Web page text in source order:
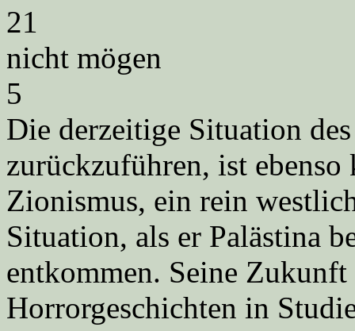
21
nicht mögen
5
Die derzeitige Situation
zurückzuführen, ist
Zionismus, ein rein
Situation, als er Palästina
entkommen. Seine Zukunft
Horrorgeschichten in